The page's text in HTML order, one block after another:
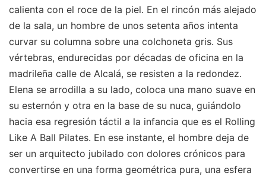
calienta con el roce de la piel. En el rincón más alejado
de la sala, un hombre de unos setenta años intenta
curvar su columna sobre una colchoneta gris. Sus
vértebras, endurecidas por décadas de oficina en la
madrileña calle de Alcalá, se resisten a la redondez.
Elena se arrodilla a su lado, coloca una mano suave en
su esternón y otra en la base de su nuca, guiándolo
hacia esa regresión táctil a la infancia que es el Rolling
Like A Ball Pilates. En ese instante, el hombre deja de
ser un arquitecto jubilado con dolores crónicos para
convertirse en una forma geométrica pura, una esfera